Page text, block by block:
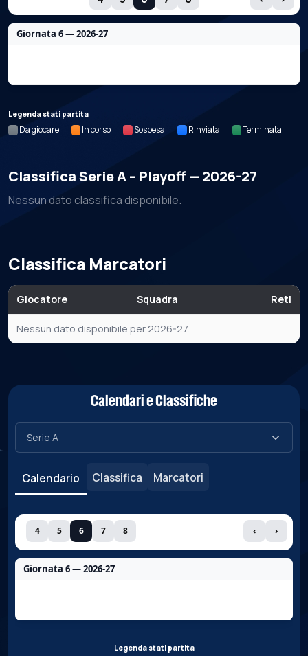
Giornata 6 — 2026-27
Legenda stati partita
Da giocare In corso Sospesa Rinviata Terminata
Classifica Serie A – Playoff — 2026-27
Nessun dato classifica disponibile.
Classifica Marcatori
Giocatore Squadra Reti
Nessun dato disponibile per 2026-27.
Calendari e Classifiche
Calendario Classifica Marcatori
4 5 6 7 8 ‹ ›
Giornata 6 — 2026-27
Legenda stati partita